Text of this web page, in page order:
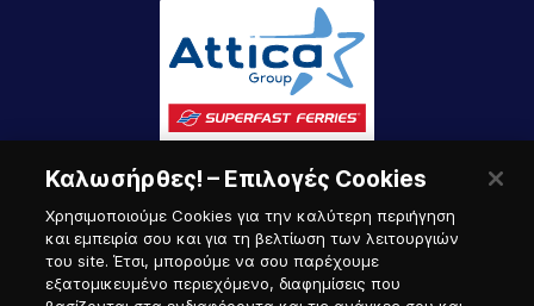
Καλωσήρθες! – Επιλογές Cookies
Χρησιμοποιούμε Cookies για την καλύτερη περιήγηση
και εμπειρία σου και για τη βελτίωση των λειτουργιών
του site. Έτσι, μπορούμε να σου παρέχουμε
εξατομικευμένο περιεχόμενο, διαφημίσεις που